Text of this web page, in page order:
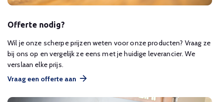
Offerte nodig?
Wil je onze scherpe prijzen weten voor onze producten? Vraag ze
bij ons op en vergelijk ze eens met je huidige leverancier. We
verslaan elke prijs.
Vraag een offerte aan